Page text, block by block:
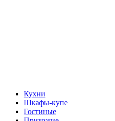
Кухни
Шкафы-купе
Гостиные